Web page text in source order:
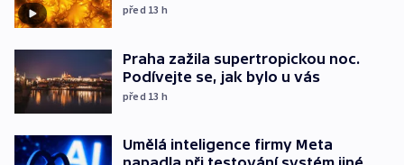
před 13 h
Praha zažila supertropickou noc.
Podívejte se, jak bylo u vás
před 13 h
Umělá inteligence firmy Meta